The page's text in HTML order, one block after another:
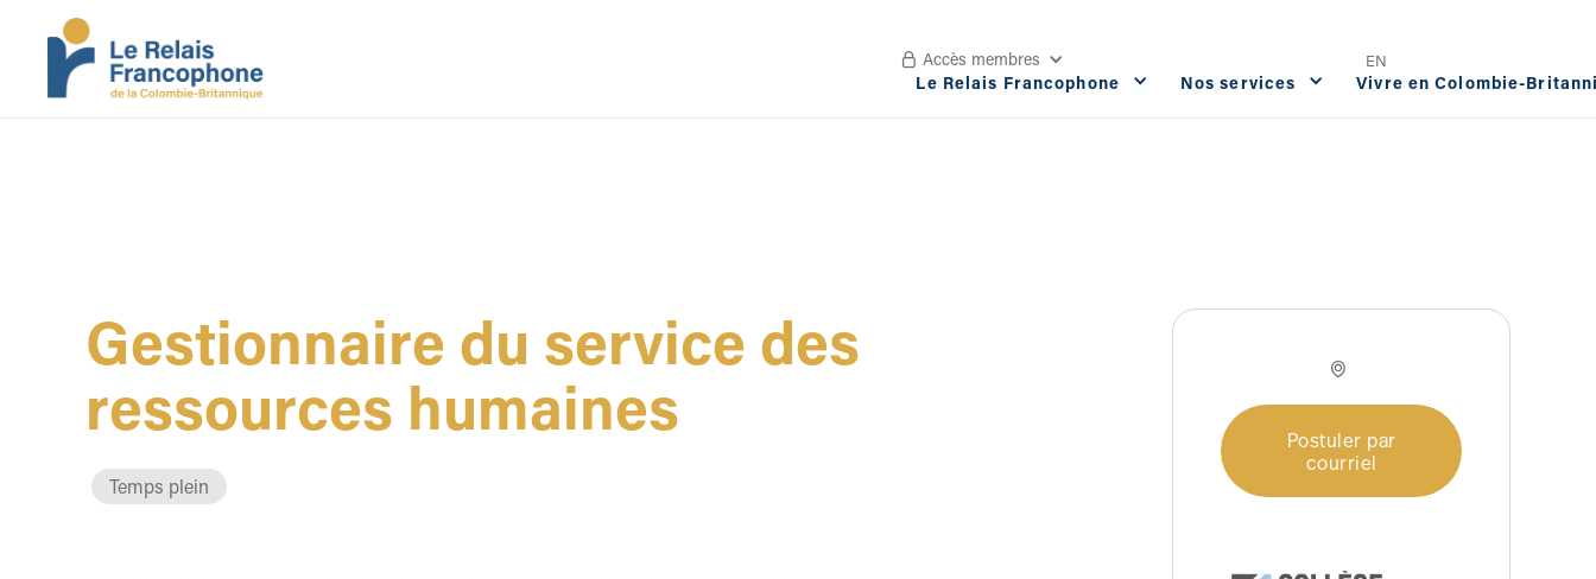
Le Relais Francophone Nos services Vivre en Colombie-
 Accès membres EN
Gestionnaire du service des
ressources humaines
Temps plein

Postuler par
courriel